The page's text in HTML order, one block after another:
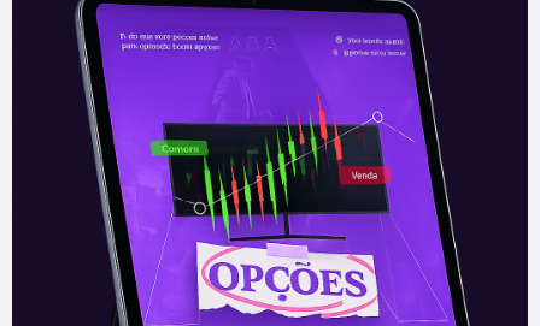
4T20 do Bradesco (BBDC4)
O Banco Bradesco (BBDC4) divulgou na
noite desta quarta-feira (3) seu
resultado do 4T20. O resultado foi bom e
veio acima das expectativas em termos
Leia mais